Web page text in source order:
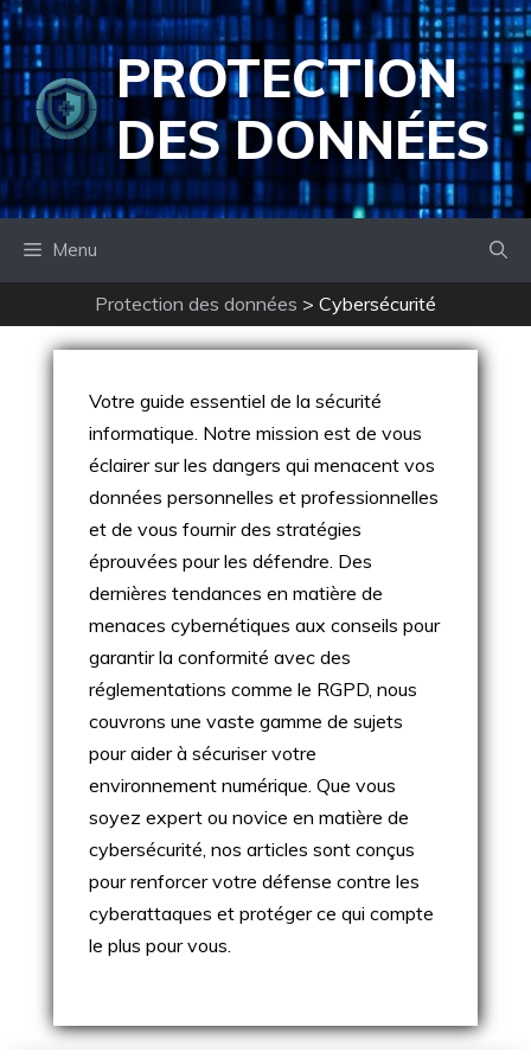
Aller
au
contenu
PROTECTION
DES DONNÉES
Menu
Protection des données > Cybersécurité
Votre guide essentiel de la sécurité
informatique. Notre mission est de vous
éclairer sur les dangers qui menacent vos
données personnelles et professionnelles
et de vous fournir des stratégies
éprouvées pour les défendre. Des
dernières tendances en matière de
menaces cybernétiques aux conseils pour
garantir la conformité avec des
réglementations comme le RGPD, nous
couvrons une vaste gamme de sujets
pour aider à sécuriser votre
environnement numérique. Que vous
soyez expert ou novice en matière de
cybersécurité, nos articles sont conçus
pour renforcer votre défense contre les
cyberattaques et protéger ce qui compte
le plus pour vous.